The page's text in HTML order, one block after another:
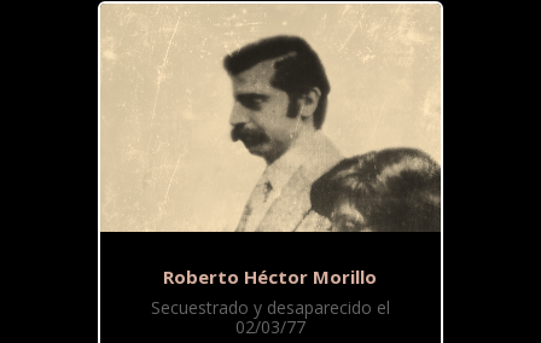
Roberto Héctor Morillo
Secuestrado y desaparecido el
02/03/77